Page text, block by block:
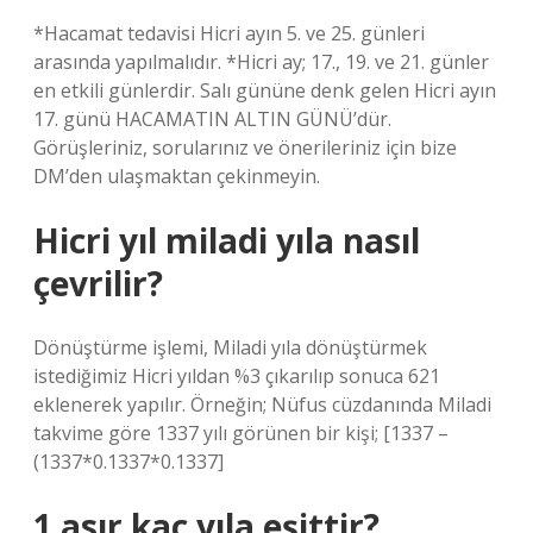
*Hacamat tedavisi Hicri ayın 5. ve 25. günleri
arasında yapılmalıdır. *Hicri ay; 17., 19. ve 21. günler
en etkili günlerdir. Salı gününe denk gelen Hicri ayın
17. günü HACAMATIN ALTIN ​​GÜNÜ’dür.
Görüşleriniz, sorularınız ve önerileriniz için bize
DM’den ulaşmaktan çekinmeyin.
Hicri yıl miladi yıla nasıl
çevrilir?
Dönüştürme işlemi, Miladi yıla dönüştürmek
istediğimiz Hicri yıldan %3 çıkarılıp sonuca 621
eklenerek yapılır. Örneğin; Nüfus cüzdanında Miladi
takvime göre 1337 yılı görünen bir kişi; [1337 –
(1337*0.1337*0.1337]